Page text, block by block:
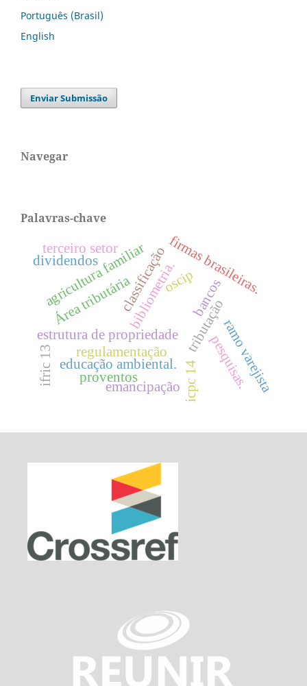
Português (Brasil)
English
Enviar Submissão
Navegar
Palavras-chave
classificação
Área tributária tributação
estrutura de propriedade
firmas brasileiras.
agricultura familiarbibliometria. bancos
regulamentação pesquisas.
terceiro setor
oscip
ramo varejista
educação ambiental.
ifric 13 icpc 14
dividendos
proventos
emancipação